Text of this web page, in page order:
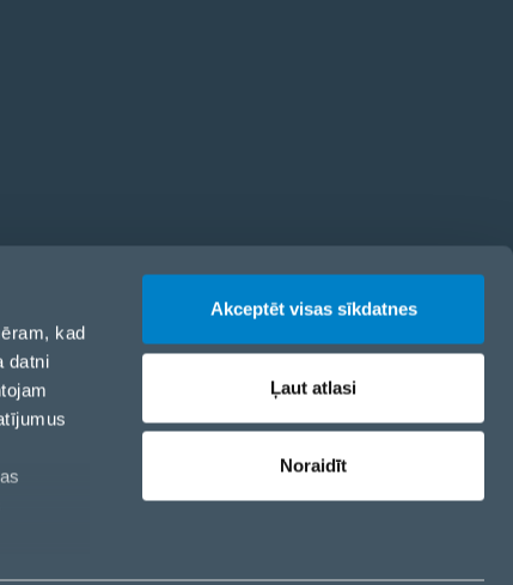
kad
datni
Akceptēt visas sīkdatnes
Ļaut atlasi
Noraidīt
Sīkdatņu iestatījumi